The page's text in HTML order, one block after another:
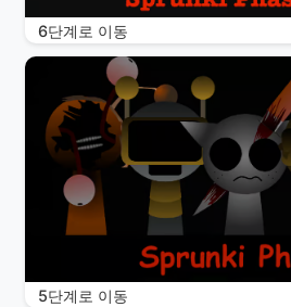
6단계로 이동
5단계로 이동